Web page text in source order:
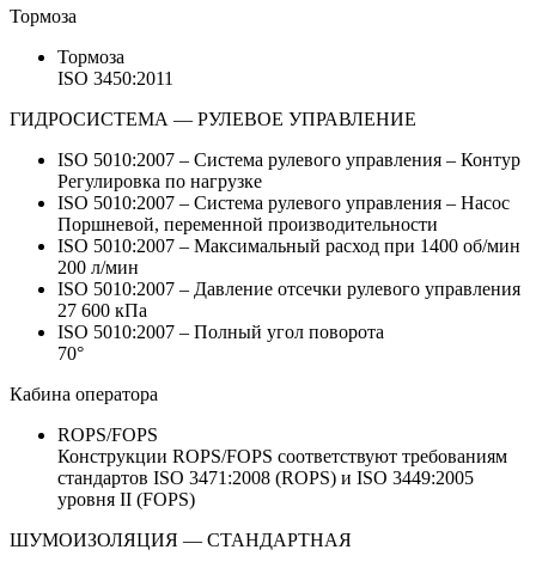
Тормоза
Тормоза
ISO 3450:2011
ГИДРОСИСТЕМА — РУЛЕВОЕ УПРАВЛЕНИЕ
ISO 5010:2007 – Система рулевого управления – Контур
Регулировка по нагрузке
ISO 5010:2007 – Система рулевого управления – Насос
Поршневой, переменной производительности
ISO 5010:2007 – Максимальный расход при 1400 об/мин
200 л/мин
ISO 5010:2007 – Давление отсечки рулевого управления
27 600 кПа
ISO 5010:2007 – Полный угол поворота
70°
Кабина оператора
ROPS/FOPS
Конструкции ROPS/FOPS соответствуют требованиям
стандартов ISO 3471:2008 (ROPS) и ISO 3449:2005
уровня II (FOPS)
ШУМОИЗОЛЯЦИЯ — СТАНДАРТНАЯ